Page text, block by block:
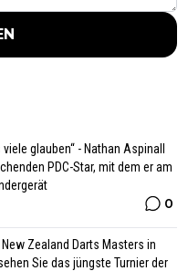
glauben“ - Nathan Aspinall
PDC-Star, mit dem er am
0
Zealand Darts Masters in
Sie das jüngste Turnier der